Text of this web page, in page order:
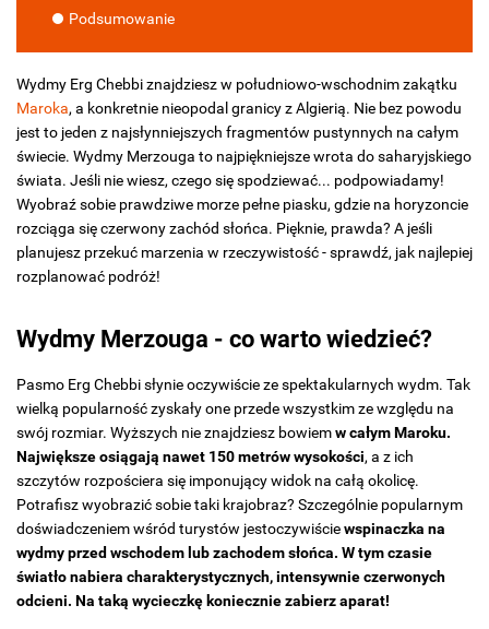
Podsumowanie
Wydmy Erg Chebbi znajdziesz w południowo-wschodnim zakątku
Maroka, a konkretnie nieopodal granicy z Algierią. Nie bez powodu
jest to jeden z najsłynniejszych fragmentów pustynnych na całym
świecie. Wydmy Merzouga to najpiękniejsze wrota do saharyjskiego
świata. Jeśli nie wiesz, czego się spodziewać... podpowiadamy!
Wyobraź sobie prawdziwe morze pełne piasku, gdzie na horyzoncie
rozciąga się czerwony zachód słońca. Pięknie, prawda? A jeśli
planujesz przekuć marzenia w rzeczywistość - sprawdź, jak najlepiej
rozplanować podróż!
Wydmy Merzouga - co warto wiedzieć?
Pasmo Erg Chebbi słynie oczywiście ze spektakularnych wydm. Tak
wielką popularność zyskały one przede wszystkim ze względu na
swój rozmiar. Wyższych nie znajdziesz bowiemw całym Maroku.
Największe osiągają nawet 150 metrów wysokości, a z ich
szczytów rozpościera się imponujący widok na całą okolicę.
Potrafisz wyobrazić sobie taki krajobraz? Szczególnie popularnym
doświadczeniem wśród turystów jestoczywiściewspinaczka na
wydmy przed wschodem lub zachodem słońca. W tym czasie
światło nabiera charakterystycznych, intensywnie czerwonych
odcieni. Na taką wycieczkę koniecznie zabierz aparat!